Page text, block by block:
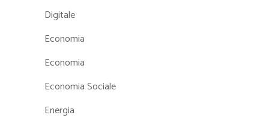
Digitale
Economia
Economia
Economia Sociale
Energia